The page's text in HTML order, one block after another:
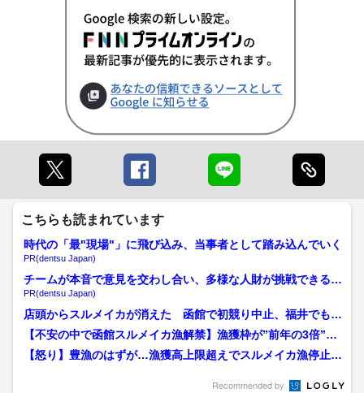
こちらも読まれています
時代の「最"現場"」に飛び込み、当事者として踏み込んでいく
PR(dentsu Japan)
チームが本音で意見を交わし合い、多様な人財が挑戦できる組
織へ
PR(dentsu Japan)
店頭からスルメイカが消えた 函館で初競り中止、福井でも深
刻な不漁 海流の変化やマ...
【不安の中で函館スルメイカ漁解禁】漁獲枠が”前年の3倍”に
拡大も燃料代高騰に”ペ...
【怒り】豊漁のはずが…漁獲高上限超えでスルメイカ漁停止
Recommended by